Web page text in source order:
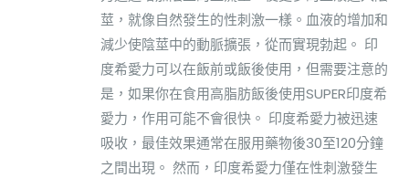
莖，就像自然發生的性刺激一樣。血液的增加和
減少使陰莖中的動脈擴張，從而實現勃起。 印
度希愛力可以在飯前或飯後使用，但需要注意的
是，如果你在食用高脂肪飯後使用SUPER印度希
愛力，作用可能不會很快。 印度希愛力被迅速
吸收，最佳效果通常在服用藥物後30至120分鐘
之間出現。 然而，印度希愛力僅在性刺激發生